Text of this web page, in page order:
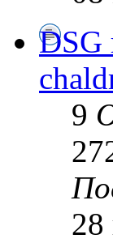
DSG
9
28